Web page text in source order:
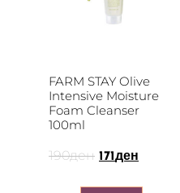
FARM STAY Olive
Intensive Moisture
Foam Cleanser
100ml
190ден 171 ден